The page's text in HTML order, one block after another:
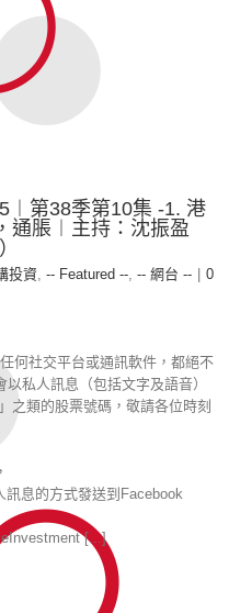
第38季第10集 -1. 港
通脹︱主持：沈振盈
投資, -- Featured --, -- 網台 --
0
何社交平台或通訊軟件，都絕不
私人訊息（包括文字及語音）
之類的股票號碼，敬請各位時刻
訊息的方式發送到Facebook
[...]